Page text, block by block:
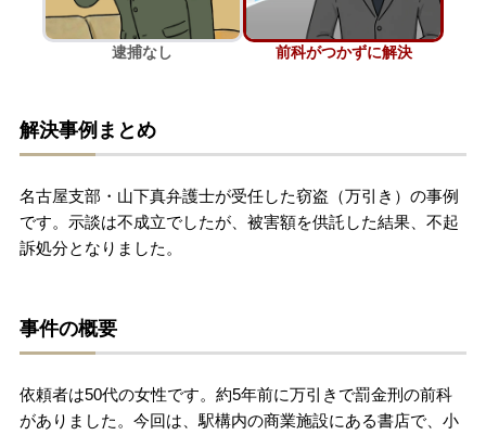
刑事事件を示談で解決したい
弁護士紹介
弁護士費用
解決実績
ご依頼者からのお手紙
逮捕なし 前科がつかずに解決
解決事例まとめ
名古屋支部・山下真弁護士が受任した窃盗（万引き）の事例
です。示談は不成立でしたが、被害額を供託した結果、不起
訴処分となりました。
事件の概要
依頼者は50代の女性です。約5年前に万引きで罰金刑の前科
がありました。今回は、駅構内の商業施設にある書店で、小